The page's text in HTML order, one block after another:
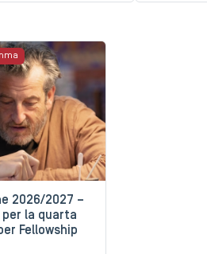
2026/2027 –
la quarta
Fellowship